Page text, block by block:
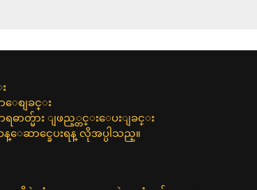
စျခင္း
ာတ္မ်ား ျဖည့္တင္းေပးျခင္း
ေဆာင္ခေပးရန္ လိုအပ္ပါသည္။